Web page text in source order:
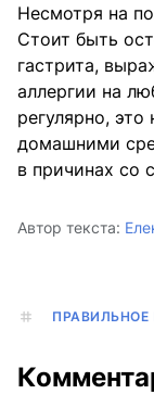
Несмотря на
Стоит быть
гастрита,
аллергии на
регулярно,
домашними
в причинах со
Автор текста:
ПРАВИЛЬНОЕ